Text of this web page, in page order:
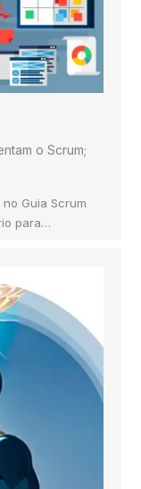
o Scrum;
Guia Scrum
para…